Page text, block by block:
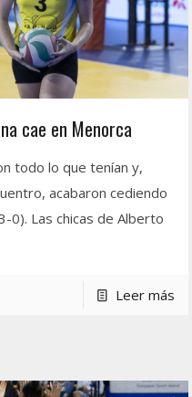
cae en Menorca
todo lo que tenían y,
acabaron cediendo
0). Las chicas de Alberto
Leer más